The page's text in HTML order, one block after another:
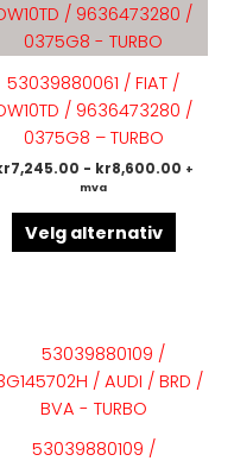
53039880061 / FIAT /
/ 9636473280 /
0375G8 – TURBO
7,245.00 - kr8,600.00 +
mva
Velg alternativ
flere
velges
53039880109 /